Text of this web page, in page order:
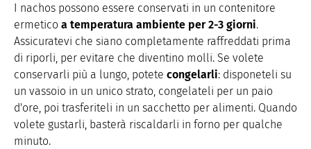
I nachos possono essere conservati in un contenitore
ermetico a temperatura ambiente per 2-3 giorni.
Assicuratevi che siano completamente raffreddati prima
di riporli, per evitare che diventino molli. Se volete
conservarli più a lungo, potete congelarli: disponeteli su
un vassoio in un unico strato, congelateli per un paio
d'ore, poi trasferiteli in un sacchetto per alimenti. Quando
volete gustarli, basterà riscaldarli in forno per qualche
minuto.